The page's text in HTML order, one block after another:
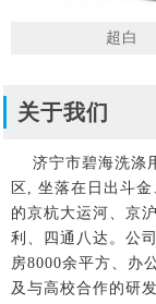
超白
关于我们
济宁市碧海洗涤
区, 坐落在日出斗
的京杭大运河、京
利、四通八达。公
房8000余平方、办
及与高校合作的研